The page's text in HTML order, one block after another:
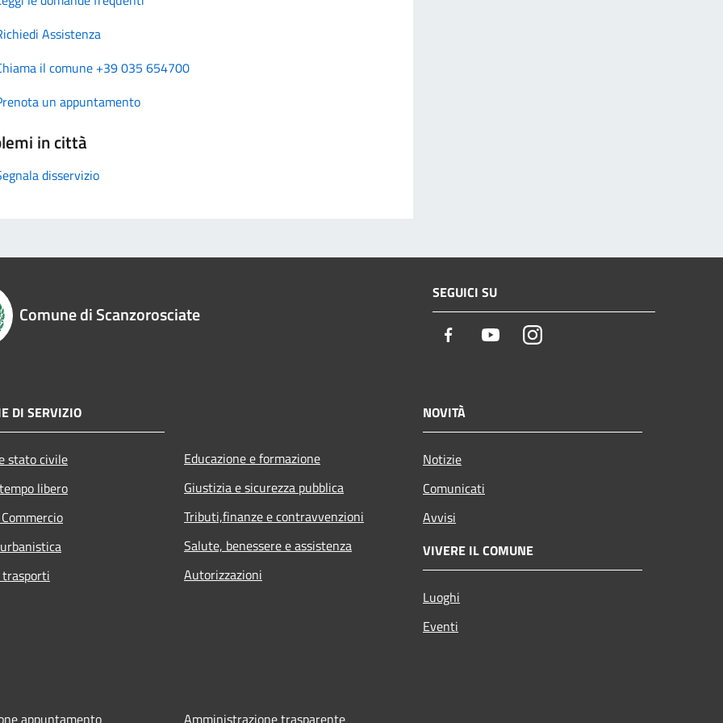
Assistenza
il comune +39 035 654700
un appuntamento
in città
disservizio
Comune di Scanzorosciate
SEGUICI SU
Facebook YoutubeInstagram
DI SERVIZIO
stato civile
libero
Educazione e formazione
Giustizia e sicurezza pubblica
Tributi,finanze e contravvenzioni
Salute, benessere e assistenza
Autorizzazioni
NOVITÀ
Notizie
Comunicati
Avvisi
VIVERE IL COMUNE
Luoghi
Eventi
appuntamento Amministrazione trasparente